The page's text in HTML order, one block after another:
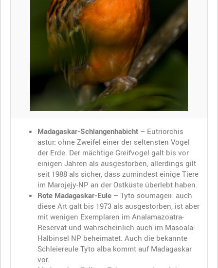
Madagaskar-Schlangenhabicht – Eutriorchis
astur: ohne Zweifel einer der seltensten Vögel
der Erde. Der mächtige Greifvogel galt bis vor
einigen Jahren als ausgestorben, allerdings gilt
seit 1988 als sicher, dass zumindest einige Tiere
im Marojejy-NP an der Ostküste überlebt haben.
Rote Madagaskar-Eule – Tyto soumageii: auch
diese Art galt bis 1973 als ausgestorben, ist aber
mit wenigen Exemplaren im Analamazoatra-
Reservat und wahrscheinlich auch im Masoala-
Halbinsel NP beheimatet. Auch die bekannte
Schleiereule Tyto alba kommt auf Madagaskar
vor.